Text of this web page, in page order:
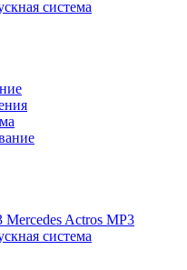
система
Mercedes Actros MP3
система